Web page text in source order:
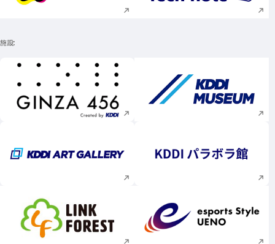
施設
新規ウィンドウで開く 新規ウィンドウで
新規ウィンドウで開く 新規ウィンドウで
新規ウィンドウで開く 新規ウィンドウで